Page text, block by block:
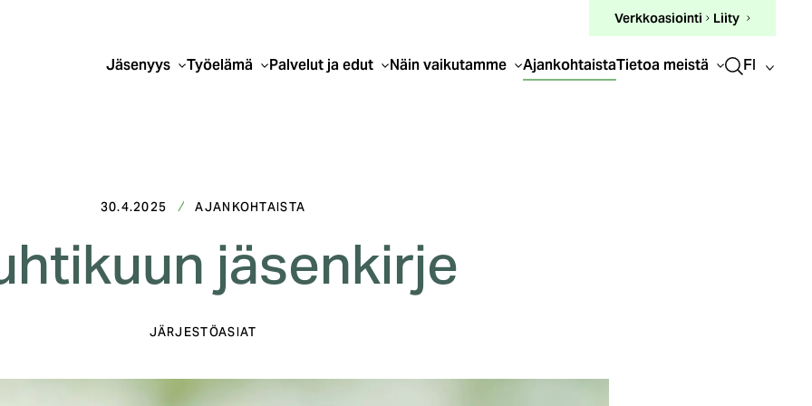
Verkkoasiointi (ulkoinen
linkki)
Liity
Jäsenyys Työelämä Palvelut ja edut Näin vaikutamme AjankohtaistaTietoa meistä FI
30.4.2025 AJANKOHTAISTA
jäsenkirje
JÄRJESTÖASIAT